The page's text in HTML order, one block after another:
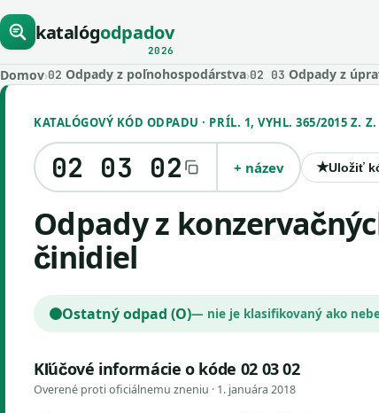
katalógodpadov
2026
Domov›02 Odpady z poľnohospodárstva›02 03 Odpady z
KATALÓGOVÝ KÓD ODPADU · PRÍL. 1, VYHL. 365/2015 Z. Z.
02 03 02 + název ★Uložiť
odpady z konzervačných
činidiel
Ostatný odpad (O)— nie je klasifikovaný ako
Kľúčové informácie o kóde 02 03 02
Overené proti oficiálnemu zneniu · 1. januára 2018